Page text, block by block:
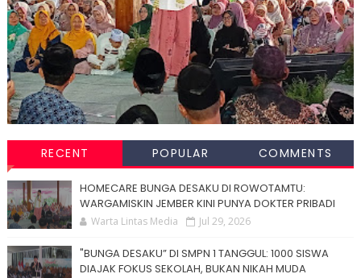
RECENT POPULAR COMMENTS
HOMECARE BUNGA DESAKU DI ROWOTAMTU:
WARGAMISKIN JEMBER KINI PUNYA DOKTER PRIBADI
Warta Lintas Media Jul 29, 2026
"BUNGA DESAKU” DI SMPN 1 TANGGUL: 1000 SISWA
DIAJAK FOKUS SEKOLAH, BUKAN NIKAH MUDA